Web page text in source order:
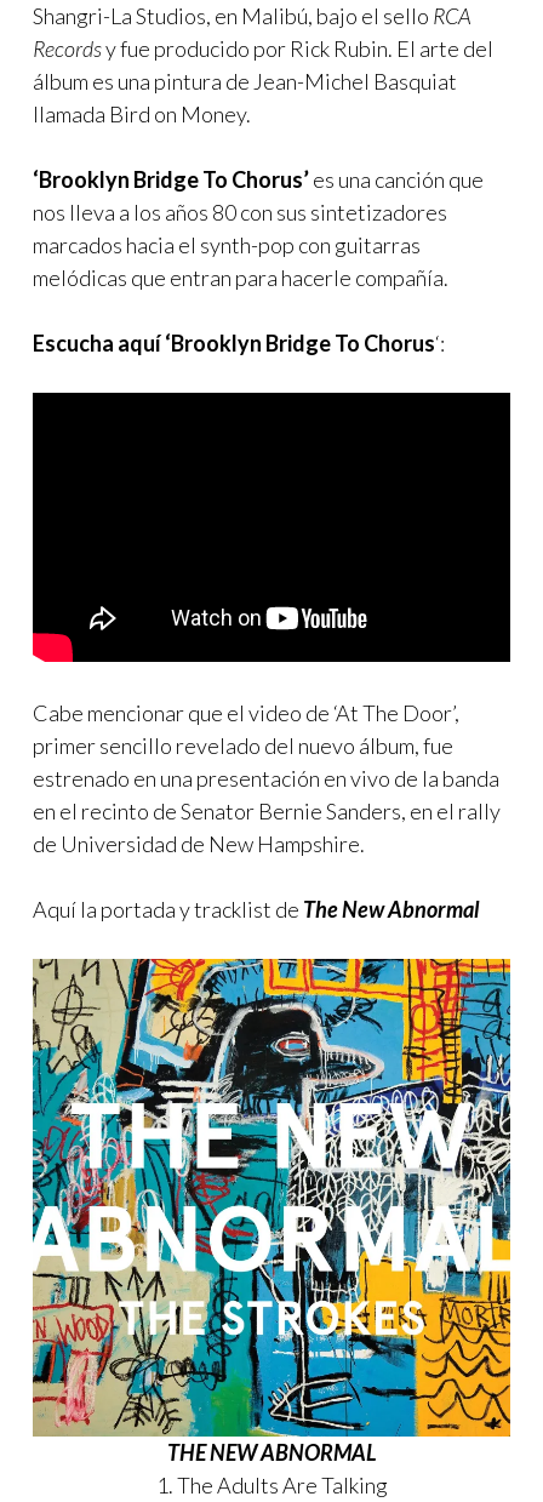
Shangri-La Studios, en Malibú, bajo el sello RCA
Recordsy fue producido por Rick Rubin. El arte del
álbum es una pintura de Jean-Michel Basquiat
llamada Bird on Money.
‘Brooklyn Bridge To Chorus’es una canción que
nos lleva a los años 80 con sus sintetizadores
marcados hacia el synth-pop con guitarras
melódicas que entran para hacerle compañía.
Escucha aquí ‘Brooklyn Bridge To Chorus‘:
Cabe mencionar que el video de ‘At The Door’,
primer sencillo revelado del nuevo álbum, fue
estrenado en una presentación en vivo de la banda
en el recinto de Senator Bernie Sanders, en el rally
de Universidad de New Hampshire.
Aquí la portada y tracklist de The New Abnormal
THE NEW ABNORMAL
1. The Adults Are Talking